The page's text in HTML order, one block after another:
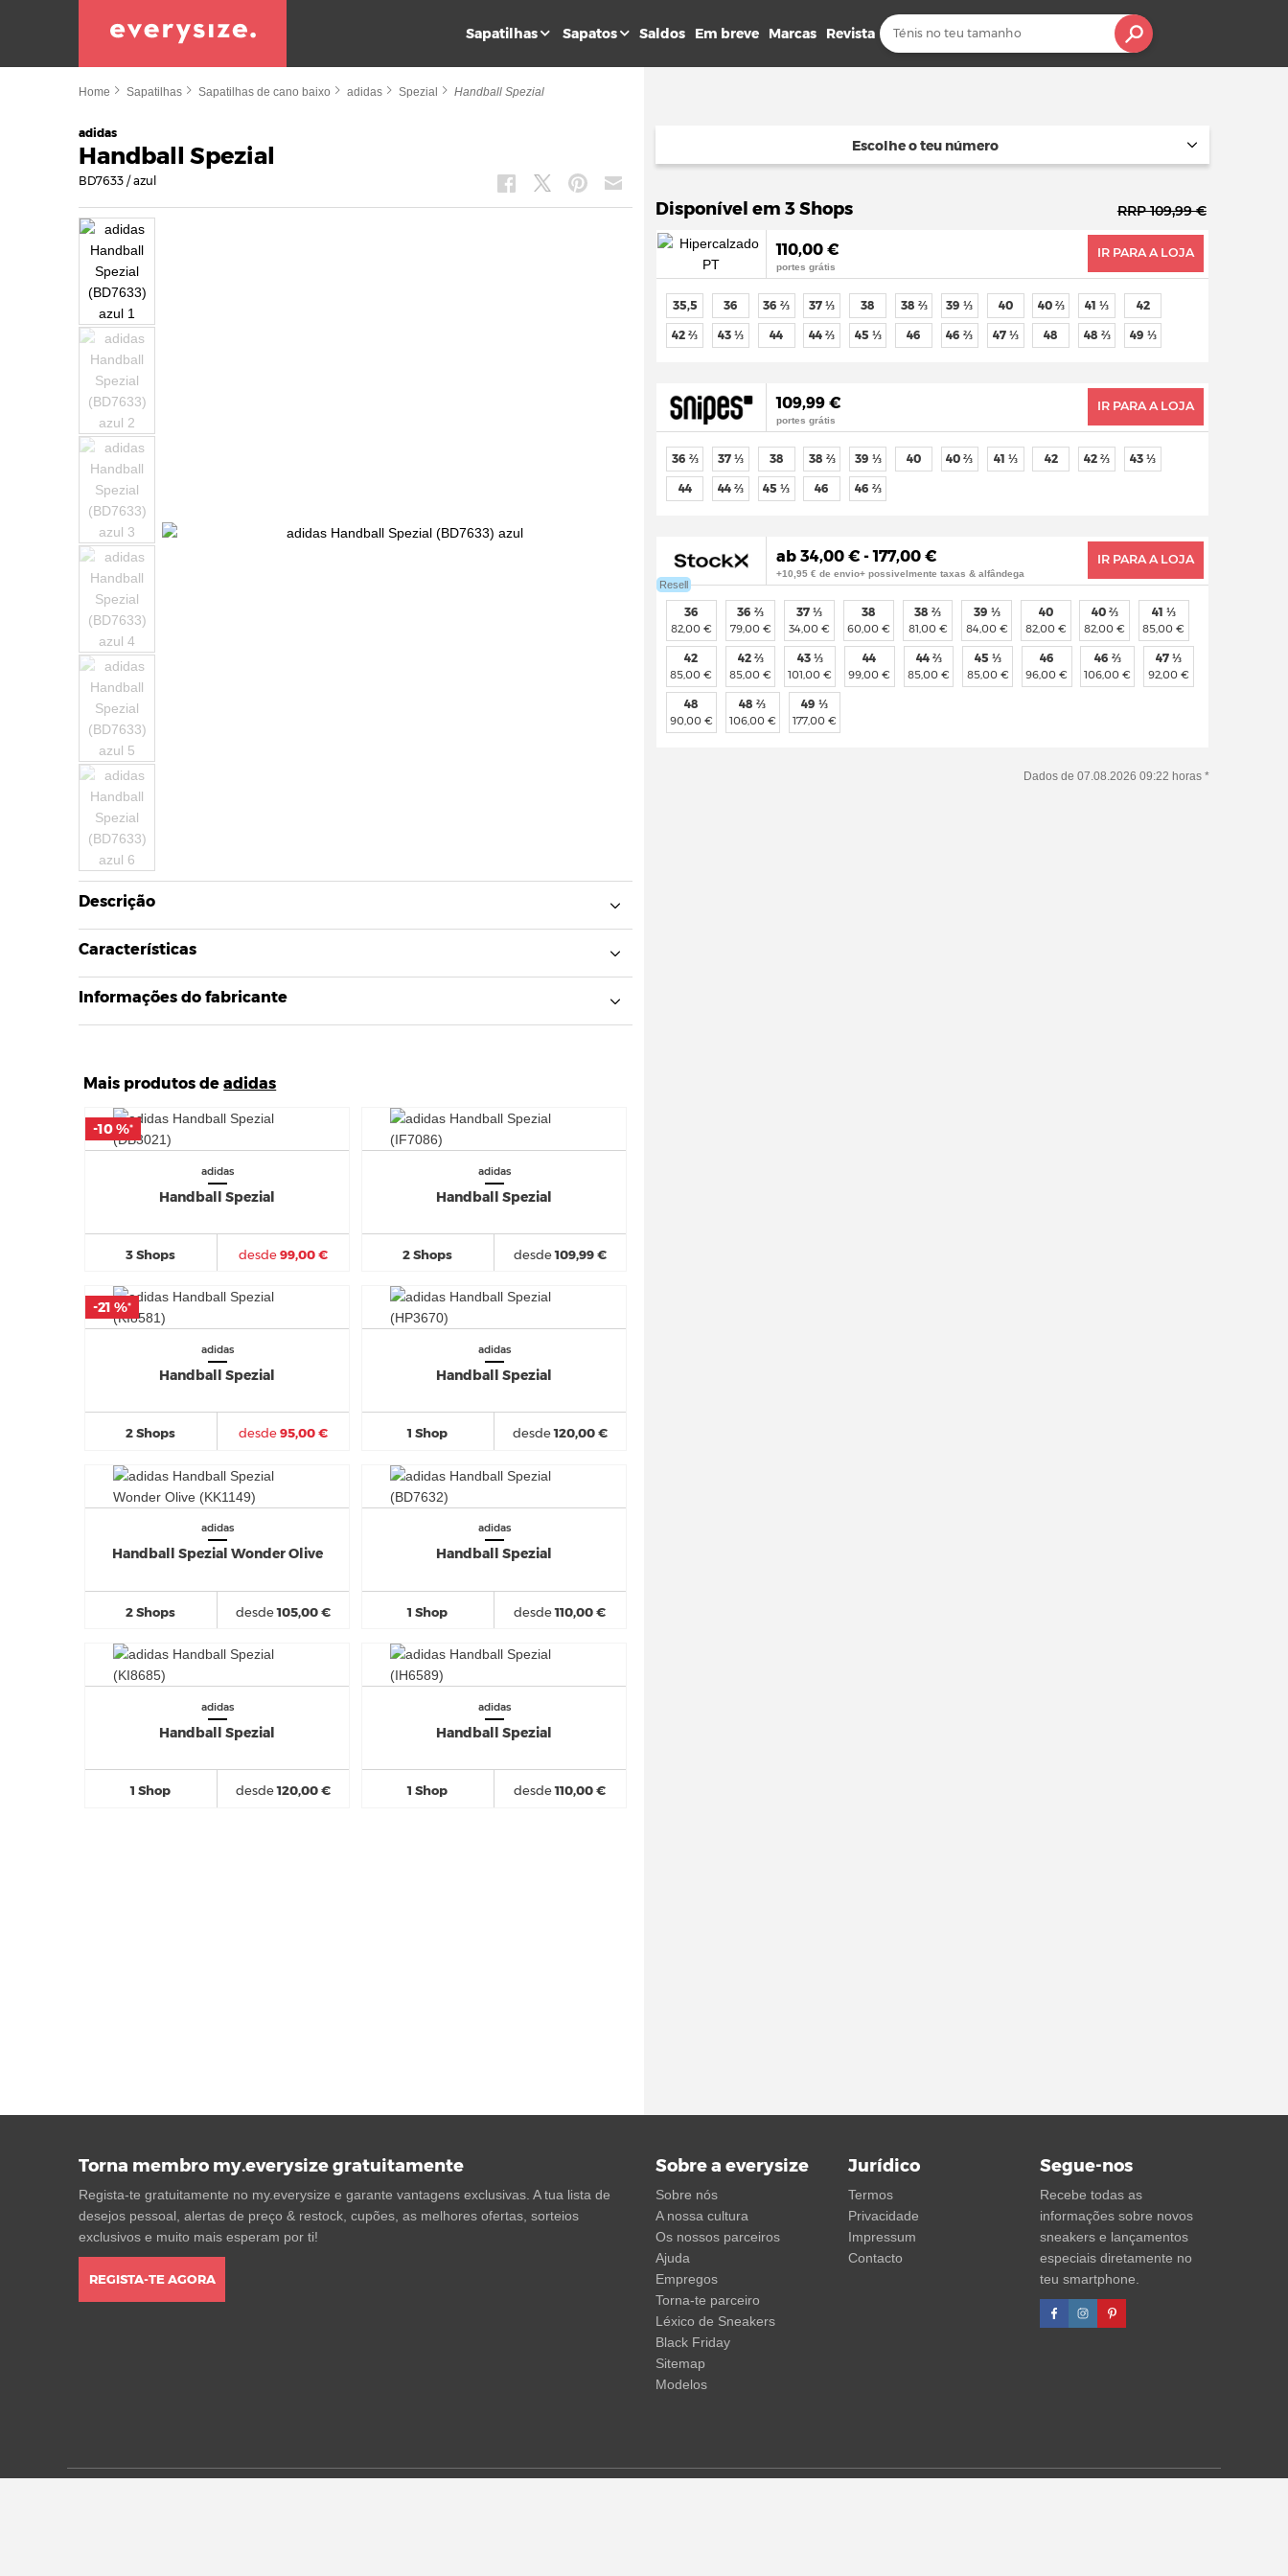
Sapatilhas Sapatos Saldos Em breve Marcas Revista
Home Sapatilhas Sapatilhas de cano baixo adidas Spezial Handball Spezial
adidas
Handball Spezial
BD7633 / azul
Descrição
Características
Informações do fabricante
Mais produtos deadidas
adidas
Handball Spezial
3 Shops desde99,00 €
-10 %*
-10 %*
adidas
Handball Spezial
2 Shops desde109,99 €
adidas
Handball Spezial
2 Shops desde95,00 €
-21 %*
-21 %*
adidas
Handball Spezial
1 Shop desde120,00 €
adidas
Handball Spezial Wonder Olive
2 Shops desde105,00 €
adidas
Handball Spezial
1 Shop desde110,00 €
adidas
Handball Spezial
1 Shop desde120,00 €
adidas
Handball Spezial
1 Shop desde110,00 €
Escolhe o teu número
Disponível em 3 Shops RRP 109,99 €
110,00 €
portes grátis
IR PARA A LOJA
35,5 36 36 ⅔ 37 ⅓ 38 38 ⅔ 39 ⅓ 40 40 ⅔ 41 ⅓ 42
42 ⅔ 43 ⅓ 44 44 ⅔ 45 ⅓ 46 46 ⅔ 47 ⅓ 48 48 ⅔ 49 ⅓
109,99 €
portes grátis
IR PARA A LOJA
36 ⅔ 37 ⅓ 38 38 ⅔ 39 ⅓ 40 40 ⅔ 41 ⅓ 42 42 ⅔ 43 ⅓
44 44 ⅔ 45 ⅓ 46 46 ⅔
Resell
ab 34,00 € - 177,00 €
+10,95 € de envio+ possivelmente taxas & alfândega
IR PARA A LOJA
36
82,00 €
36 ⅔
79,00 €
37 ⅓
34,00 €
38
60,00 €
38 ⅔
81,00 €
39 ⅓
84,00 €
40
82,00 €
40 ⅔
82,00 €
41 ⅓
85,00 €
42
85,00 €
42 ⅔
85,00 €
43 ⅓
101,00 €
44
99,00 €
44 ⅔
85,00 €
45 ⅓
85,00 €
46
96,00 €
46 ⅔
106,00 €
47 ⅓
92,00 €
48
90,00 €
48 ⅔
106,00 €
49 ⅓
177,00 €
Dados de 07.08.2026 09:22 horas *
Torna membro my.everysize gratuitamente
Regista-te gratuitamente no my.everysize e garante vantagens exclusivas. A tua lista de
desejos pessoal, alertas de preço & restock, cupões, as melhores ofertas, sorteios
exclusivos e muito mais esperam por ti!
REGISTA-TE AGORA
Sobre a everysize
Sobre nós
A nossa cultura
Os nossos parceiros
Ajuda
Empregos
Torna-te parceiro
Léxico de Sneakers
Black Friday
Sitemap
Modelos
Jurídico
Termos
Privacidade
Impressum
Contacto
Segue-nos
Recebe todas as
informações sobre novos
sneakers e lançamentos
especiais diretamente no
teu smartphone.